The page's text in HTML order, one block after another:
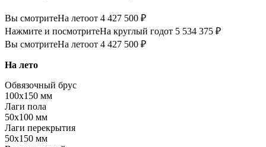
Вы смотритеНа летоот 4 427 500 ₽
Нажмите и посмотритеНа круглый годот 5 534 375 ₽
Вы смотритеНа летоот 4 427 500 ₽
На лето
Обвязочный брус
100х150 мм
Лаги пола
50х100 мм
Лаги перекрытия
50х150 мм